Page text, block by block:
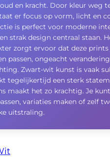
en kracht. Door kleur weg
er focus op vorm, licht en
is perfect voor moderne
strak design centraal staan.
zorgt ervoor dat deze
passen, ongeacht
Zwart-wit kunst is vaak
tegelijkertijd een sterk
maakt het zo krachtig. Je
variaties maken of zelf
uitstraling.